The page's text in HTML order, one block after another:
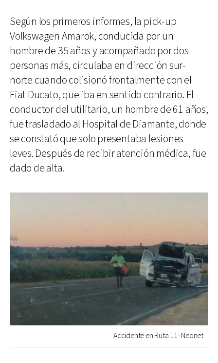
Según los primeros informes, la pick-up
Volkswagen Amarok, conducida por un
hombre de 35 años y acompañado por dos
personas más, circulaba en dirección sur-
norte cuando colisionó frontalmente con el
Fiat Ducato, que iba en sentido contrario. El
conductor del utilitario, un hombre de 61 años,
fue trasladado al Hospital de Diamante, donde
se constató que solo presentaba lesiones
leves. Después de recibir atención médica, fue
dado de alta.
Accidente en Ruta 11- Neonet